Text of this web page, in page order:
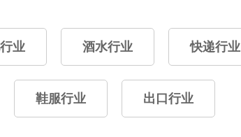
业 酒水行业 快递行业
鞋服行业 出口行业